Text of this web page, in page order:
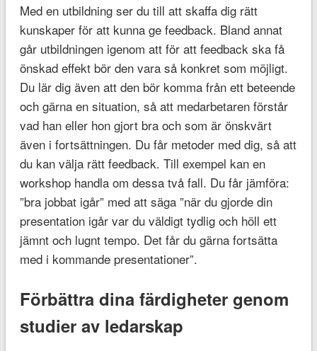
Med en utbildning ser du till att skaffa dig rätt
kunskaper för att kunna ge feedback. Bland annat
går utbildningen igenom att för att feedback ska få
önskad effekt bör den vara så konkret som möjligt.
Du lär dig även att den bör komma från ett beteende
och gärna en situation, så att medarbetaren förstår
vad han eller hon gjort bra och som är önskvärt
även i fortsättningen. Du får metoder med dig, så att
du kan välja rätt feedback. Till exempel kan en
workshop handla om dessa två fall. Du får jämföra:
”bra jobbat igår” med att säga ”när du gjorde din
presentation igår var du väldigt tydlig och höll ett
jämnt och lugnt tempo. Det får du gärna fortsätta
med i kommande presentationer”.
Förbättra dina färdigheter genom
studier av ledarskap